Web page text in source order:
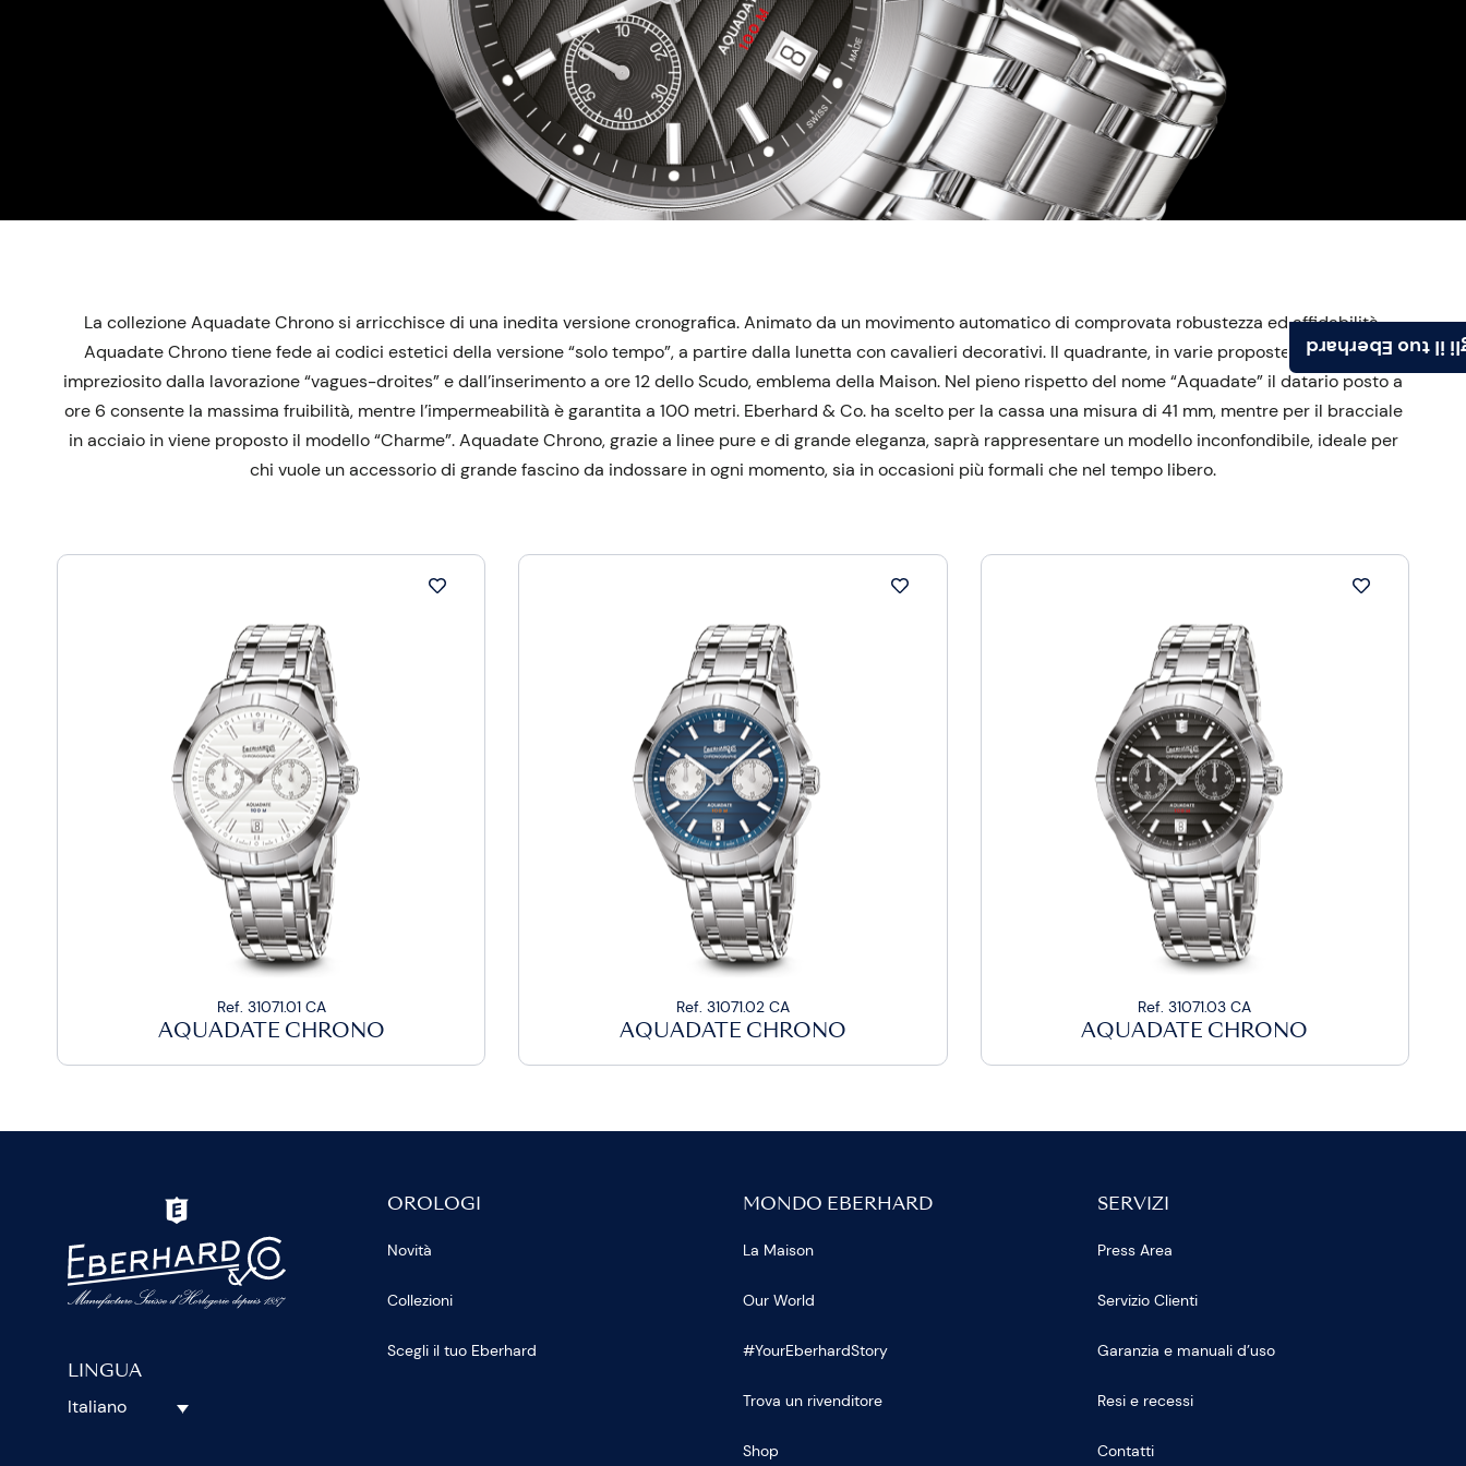
Scegli il tuo
La collezione Aquadate Chrono si arricchisce di una inedita versione cronografica. Animato da un movimento automatico di comprovata robustezza ed affidabilità,
Aquadate Chrono tiene fede ai codici estetici della versione “solo tempo”, a partire dalla lunetta con cavalieri decorativi. Il quadrante, in varie proposte di colore, è
impreziosito dalla lavorazione “vagues-droites” e dall’inserimento a ore 12 dello Scudo, emblema della Maison. Nel pieno rispetto del nome “Aquadate” il datario posto a
ore 6 consente la massima fruibilità, mentre l’impermeabilità è garantita a 100 metri. Eberhard & Co. ha scelto per la cassa una misura di 41 mm, mentre per il bracciale
in acciaio in viene proposto il modello “Charme”. Aquadate Chrono, grazie a linee pure e di grande eleganza, saprà rappresentare un modello inconfondibile, ideale per
chi vuole un accessorio di grande fascino da indossare in ogni momento, sia in occasioni più formali che nel tempo libero.
Ref. 31071.01 CA
AQUADATE CHRONO
Ref. 31071.02 CA
AQUADATE CHRONO
Ref. 31071.03 CA
AQUADATE CHRONO
LINGUA
Italiano
OROLOGI
Novità
Collezioni
Scegli il tuo Eberhard
MONDO EBERHARD
La Maison
Our World
#YourEberhardStory
Trova un rivenditore
Shop
SERVIZI
Press Area
Servizio Clienti
Garanzia e manuali d’uso
Resi e recessi
Contatti